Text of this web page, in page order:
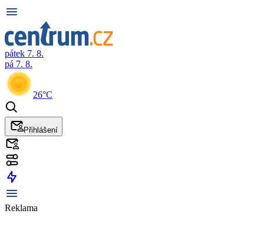
pátek 7. 8.
pá 7. 8.
26°C
Přihlášení
Reklama